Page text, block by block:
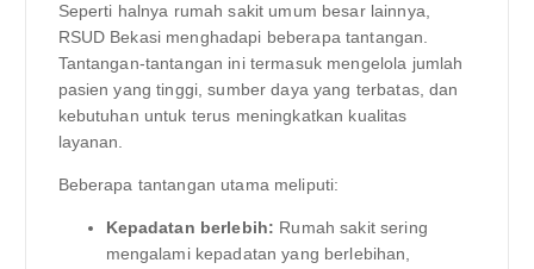
Seperti halnya rumah sakit umum besar lainnya,
RSUD Bekasi menghadapi beberapa tantangan.
Tantangan-tantangan ini termasuk mengelola jumlah
pasien yang tinggi, sumber daya yang terbatas, dan
kebutuhan untuk terus meningkatkan kualitas
layanan.
Beberapa tantangan utama meliputi:
Kepadatan berlebih: Rumah sakit sering
mengalami kepadatan yang berlebihan,